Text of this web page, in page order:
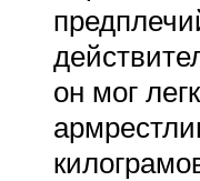
он мог